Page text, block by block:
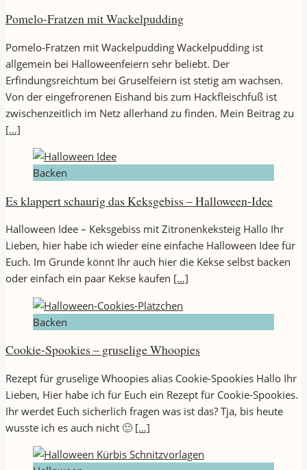
Pomelo-Fratzen mit Wackelpudding
Pomelo-Fratzen mit Wackelpudding Wackelpudding ist
allgemein bei Halloweenfeiern sehr beliebt. Der
Erfindungsreichtum bei Gruselfeiern ist stetig am wachsen.
Von der eingefrorenen Eishand bis zum Hackfleischfuß ist
zwischenzeitlich im Netz allerhand zu finden. Mein Beitrag zu
[…]
Backen
Es klappert schaurig das Keksgebiss – Halloween-Idee
Halloween Idee – Keksgebiss mit Zitronenkeksteig Hallo Ihr
Lieben, hier habe ich wieder eine einfache Halloween Idee für
Euch. Im Grunde könnt Ihr auch hier die Kekse selbst backen
oder einfach ein paar Kekse kaufen […]
Backen
Cookie-Spookies – gruselige Whoopies
Rezept für gruselige Whoopies alias Cookie-Spookies Hallo Ihr
Lieben, Hier habe ich für Euch ein Rezept für Cookie-Spookies.
Ihr werdet Euch sicherlich fragen was ist das? Tja, bis heute
wusste ich es auch nicht 🙂 […]